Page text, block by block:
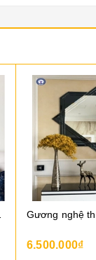
6.500.000₫